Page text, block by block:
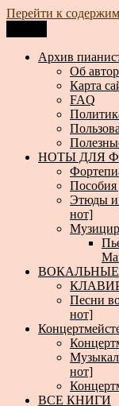
Перейти к
Архив пианистки
Всё для пианистов:
Архив
Об
Карта
FAQ
НОТЫ ДЛЯ
Этюды и
нот]
Песни
нот]
нот]
ВСЕ КНИГИ